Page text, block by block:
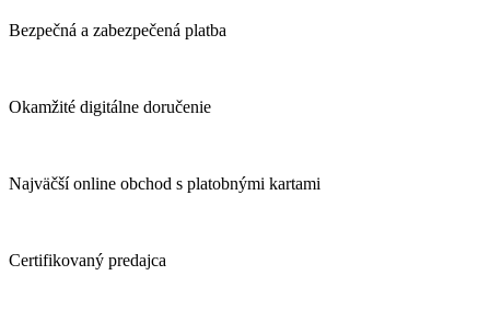
Bezpečná a zabezpečená platba
Okamžité digitálne doručenie
Najväčší online obchod s platobnými kartami
Certifikovaný predajca